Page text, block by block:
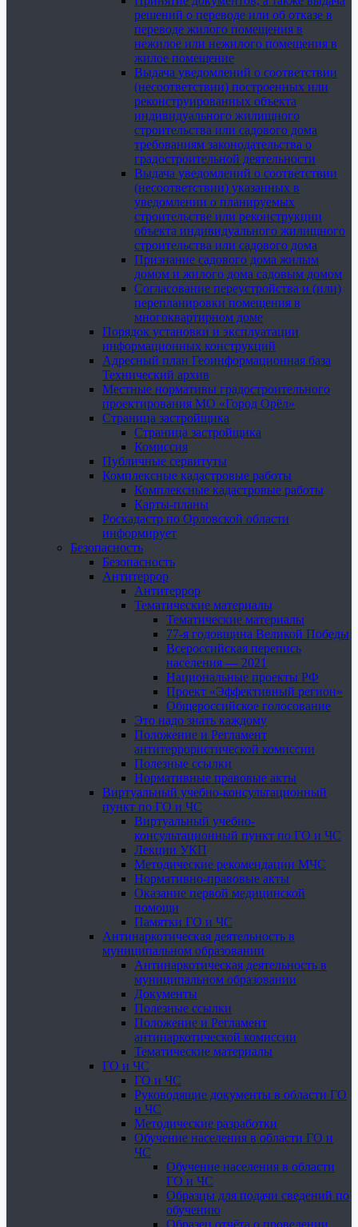
решений о переводе или об отказе в
переводе жилого помещения в
нежилое или нежилого помещения в
жилое помещение
Выдача уведомлений о соответствии
(несоответствии) построенных или
реконструированных объекта
индивидуального жилищного
строительства или садового дома
требованиям законодательства о
градостроительной деятельности
Выдача уведомлений о соответствии
(несоответствии) указанных в
уведомлении о планируемых
строительстве или реконструкции
объекта индивидуального жилищного
строительства или садового дома
Признание садового дома жилым
домом и жилого дома садовым домом
Согласование переустройства и (или)
перепланировки помещения в
многоквартирном доме
Порядок установки и эксплуатации
информационных конструкций
Адресный план Геоинформационная база
Технический архив
Местные нормативы градостроительного
проектирования МО «Город Орёл»
Страница застройщика
Страница застройщика
Комиссия
Публичные сервитуты
Комплексные кадастровые работы
Комплексные кадастровые работы
Карты-планы
Роскадастр по Орловской области
информирует
Безопасность
Безопасность
Антитеррор
Антитеррор
Тематические материалы
Тематические материалы
77-я годовщина Великой Победы
Всероссийская перепись
населения — 2021
Национальные проекты РФ
Проект «Эффективный регион»
Общероссийское голосование
Это надо знать каждому
Положение и Регламент
антитеррористической комиссии
Полезные ссылки
Нормативные правовые акты
Виртуальный учебно-консультационный
пункт по ГО и ЧС
Виртуальный учебно-
консультационный пункт по ГО и ЧС
Лекции УКП
Методические рекомендации МЧС
Нормативно-правовые акты
Оказание первой медицинской
помощи
Памятки ГО и ЧС
Антинаркотическая деятельность в
муниципальном образовании
Антинаркотическая деятельность в
муниципальном образовании
Документы
Полезные ссылки
Положение и Регламент
антинаркотической комиссии
Тематические материалы
ГО и ЧС
ГО и ЧС
Руководящие документы в области ГО
и ЧС
Методические разработки
Обучение населения в области ГО и
ЧС
Обучение населения в области
ГО и ЧС
Образцы для подачи сведений по
обучению
Образец отчёта о проведении